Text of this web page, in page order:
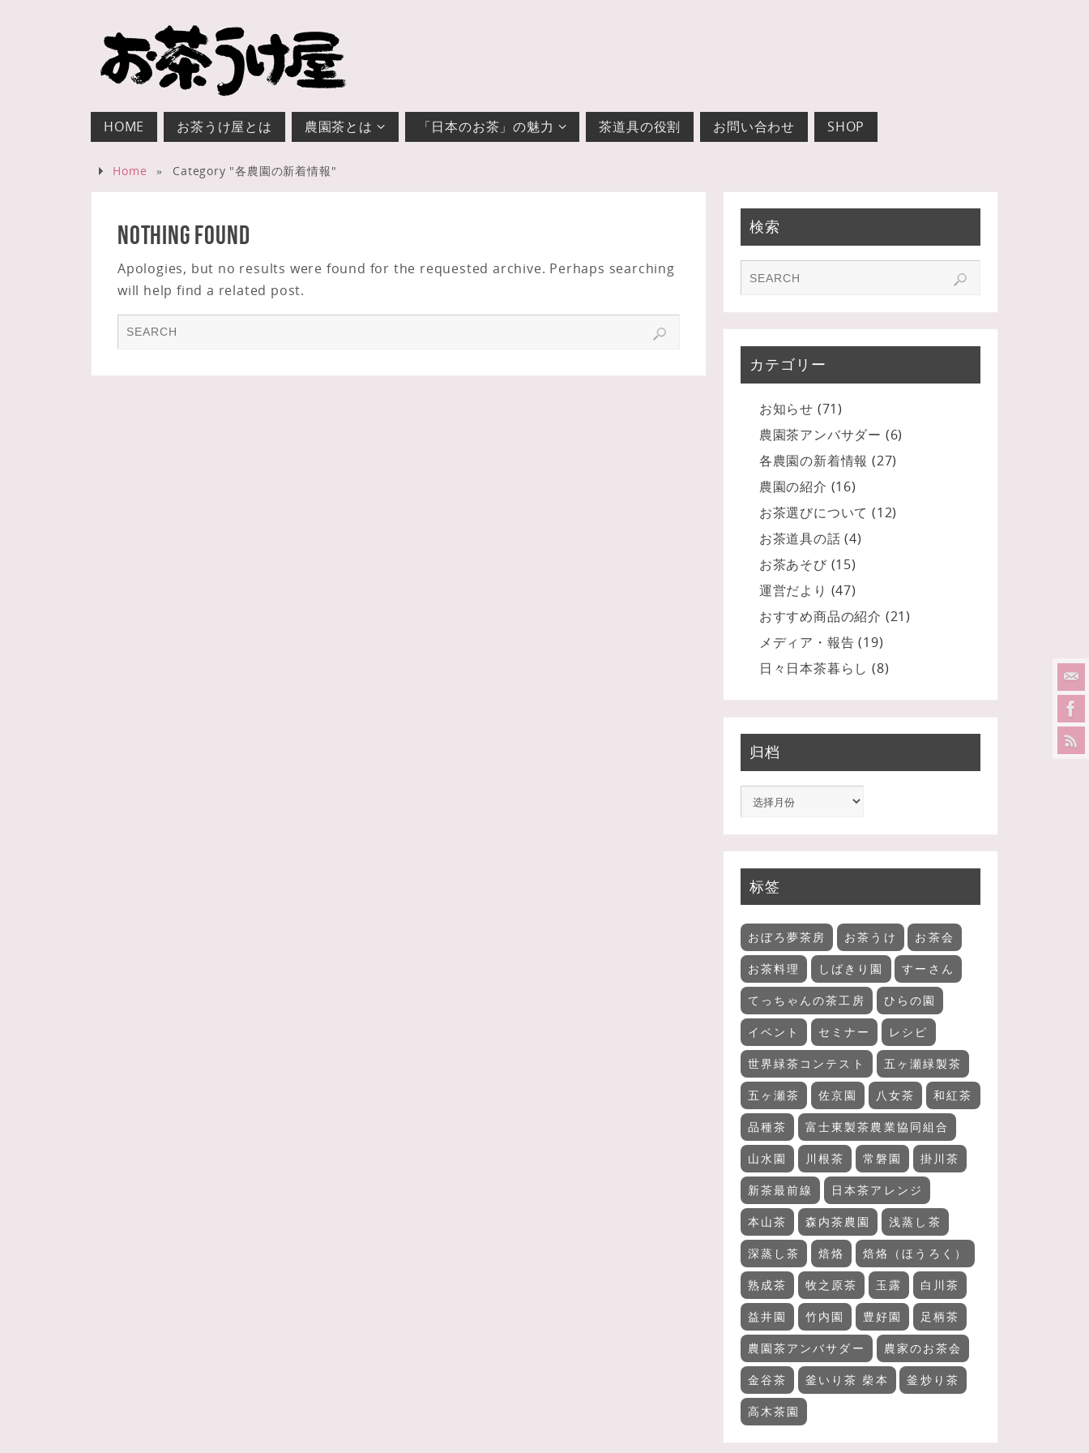
HOME お茶うけ屋とは 農園茶とは 「日本のお茶」の魅力 茶道具の役割 お問い合わせ SHOP
Home » Category "各農園の新着情報"
Nothing Found
Apologies, but no results were found for the requested archive. Perhaps searching
will help find a related post.
検索
カテゴリー
お知らせ (71)
農園茶アンバサダー (6)
各農園の新着情報 (27)
農園の紹介 (16)
お茶選びについて (12)
お茶道具の話 (4)
お茶あそび (15)
運営だより (47)
おすすめ商品の紹介 (21)
メディア・報告 (19)
日々日本茶暮らし (8)
归档
标签
おぼろ夢茶房 お茶うけ お茶会
お茶料理 しばきり園 すーさん
てっちゃんの茶工房 ひらの園
イベント セミナー レシピ
世界緑茶コンテスト 五ヶ瀬緑製茶
五ヶ瀬茶 佐京園 八女茶 和紅茶
品種茶 富士東製茶農業協同組合
山水園 川根茶 常磐園 掛川茶
新茶最前線 日本茶アレンジ
本山茶 森内茶農園 浅蒸し茶
深蒸し茶 焙烙 焙烙（ほうろく）
熟成茶 牧之原茶 玉露 白川茶
益井園 竹内園 豊好園 足柄茶
農園茶アンバサダー 農家のお茶会
金谷茶 釜いり茶 柴本 釜炒り茶
高木茶園